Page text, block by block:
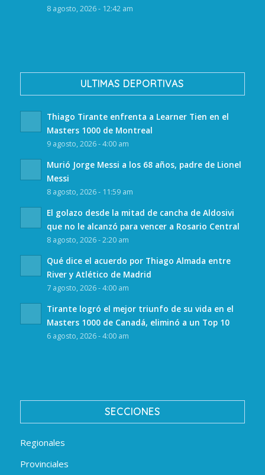
8 agosto, 2026 - 12:42 am
ULTIMAS DEPORTIVAS
Thiago Tirante enfrenta a Learner Tien en el
Masters 1000 de Montreal
9 agosto, 2026 - 4:00 am
Murió Jorge Messi a los 68 años, padre de Lionel
Messi
8 agosto, 2026 - 11:59 am
El golazo desde la mitad de cancha de Aldosivi
que no le alcanzó para vencer a Rosario Central
8 agosto, 2026 - 2:20 am
Qué dice el acuerdo por Thiago Almada entre
River y Atlético de Madrid
7 agosto, 2026 - 4:00 am
Tirante logró el mejor triunfo de su vida en el
Masters 1000 de Canadá, eliminó a un Top 10
6 agosto, 2026 - 4:00 am
SECCIONES
Regionales
Provinciales